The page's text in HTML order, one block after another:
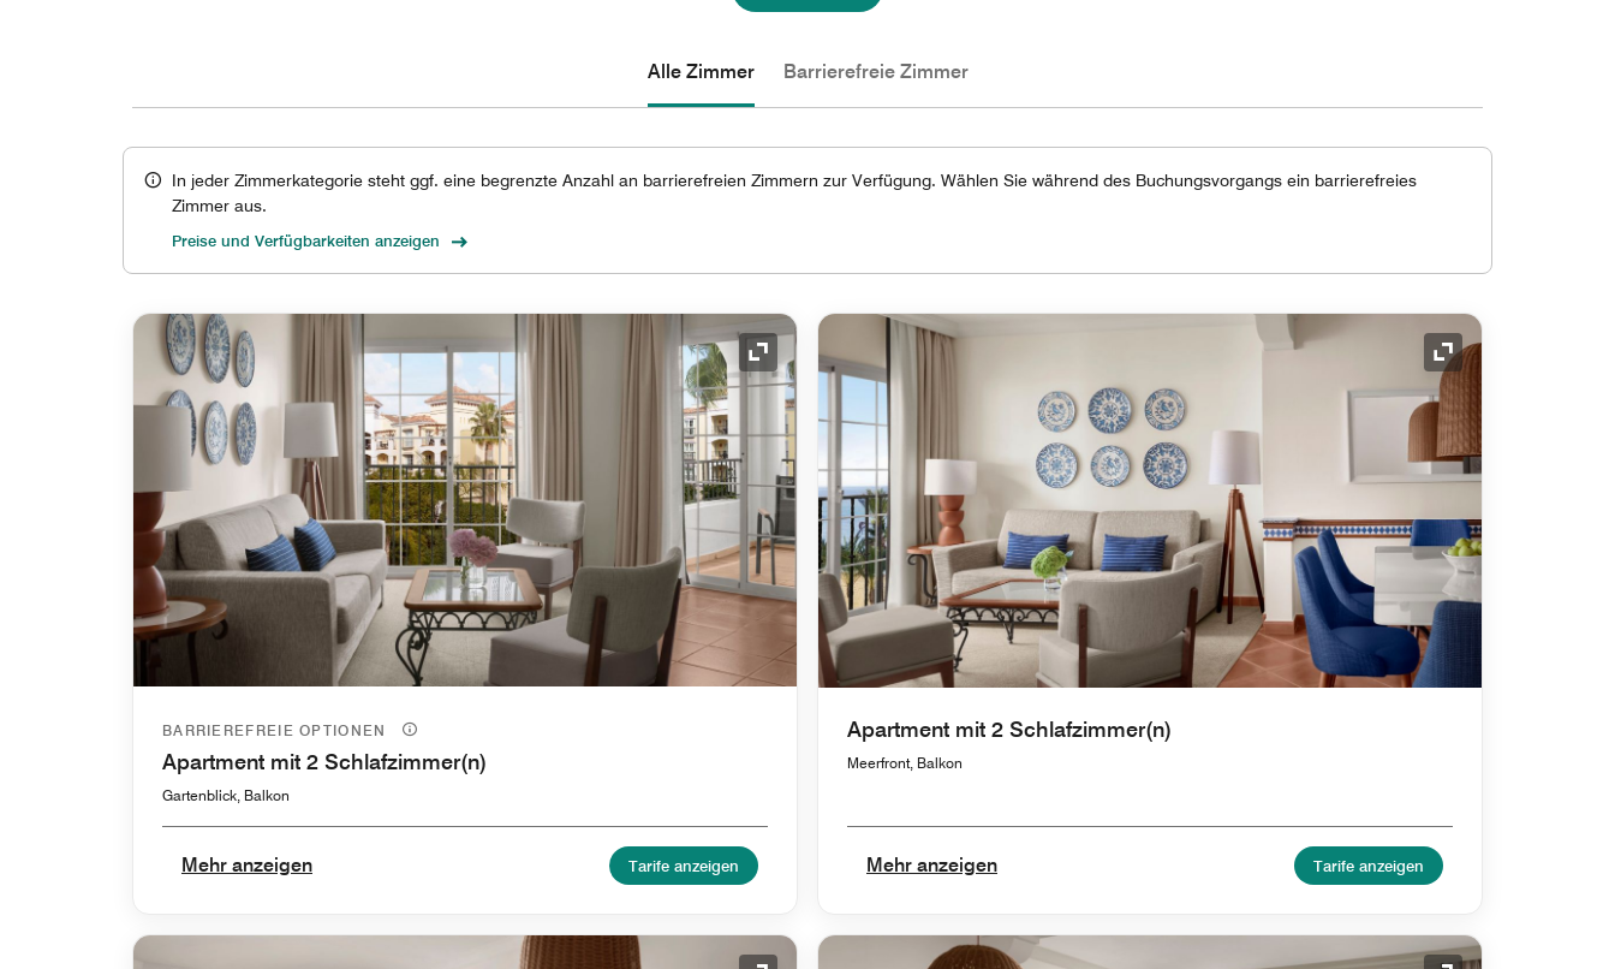
Alle Zimmer Barrierefreie Zimmer
In jeder Zimmerkategorie steht ggf. eine begrenzte Anzahl an barrierefreien Zimmern zur Verfügung. Wählen Sie während des Buchungsvorgangs ein barrierefreies
Zimmer aus.
Preise und Verfügbarkeiten anzeigen
Symbol "Ausklappen"
BARRIEREFREIE OPTIONEN
Apartment mit 2 Schlafzimmer(n)
Gartenblick, Balkon
Mehr anzeigen Tarife anzeigen
Symbol
Apartment mit 2 Schlafzimmer(n)
Meerfront, Balkon
Mehr anzeigen Tarife anzeigen